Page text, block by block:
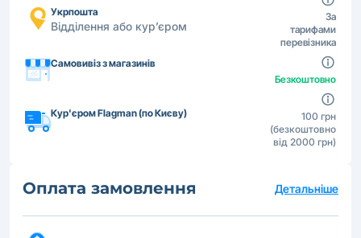
Укрпошта
Відділення або кур’єром
За
тарифами
перевізника
Самовивіз з магазинів
Безкоштовно
Кур'єром Flagman (по Києву)
100 грн
(безкоштовно
від 2000 грн)
Оплата замовлення Детальніше